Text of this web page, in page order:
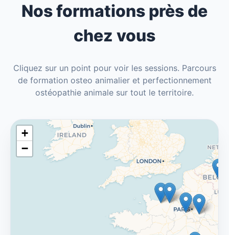
Nos formations près de
chez vous
Cliquez sur un point pour voir les sessions. Parcours
de formation osteo animalier et perfectionnement
ostéopathie animale sur tout le territoire.
+
−